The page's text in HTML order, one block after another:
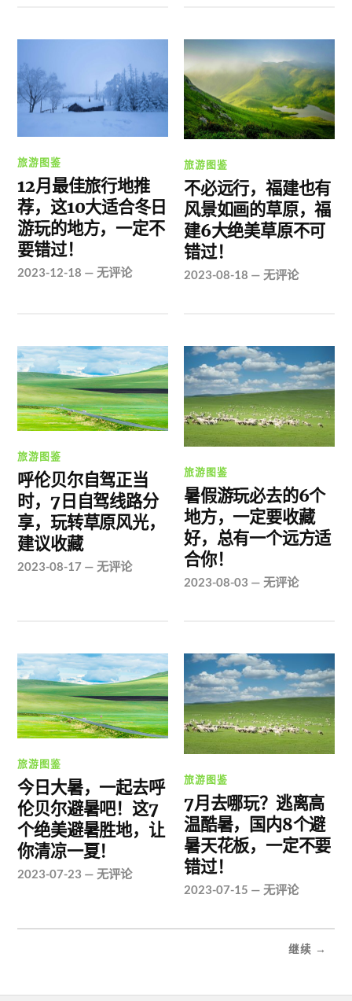
旅游图鉴
12月最佳旅行地推
荐，这10大适合冬日
游玩的地方，一定不
要错过！
2023-12-18 —无评论
旅游图鉴
不必远行，福建也有
风景如画的草原，福
建6大绝美草原不可
错过！
2023-08-18 —无评论
旅游图鉴
呼伦贝尔自驾正当
时，7日自驾线路分
享，玩转草原风光，
建议收藏
2023-08-17 —无评论
旅游图鉴
暑假游玩必去的6个
地方，一定要收藏
好，总有一个远方适
合你！
2023-08-03 —无评论
旅游图鉴
今日大暑，一起去呼
伦贝尔避暑吧！这7
个绝美避暑胜地，让
你清凉一夏！
2023-07-23 —无评论
旅游图鉴
7月去哪玩？逃离高
温酷暑，国内8个避
暑天花板，一定不要
错过！
2023-07-15 —无评论
继续 →